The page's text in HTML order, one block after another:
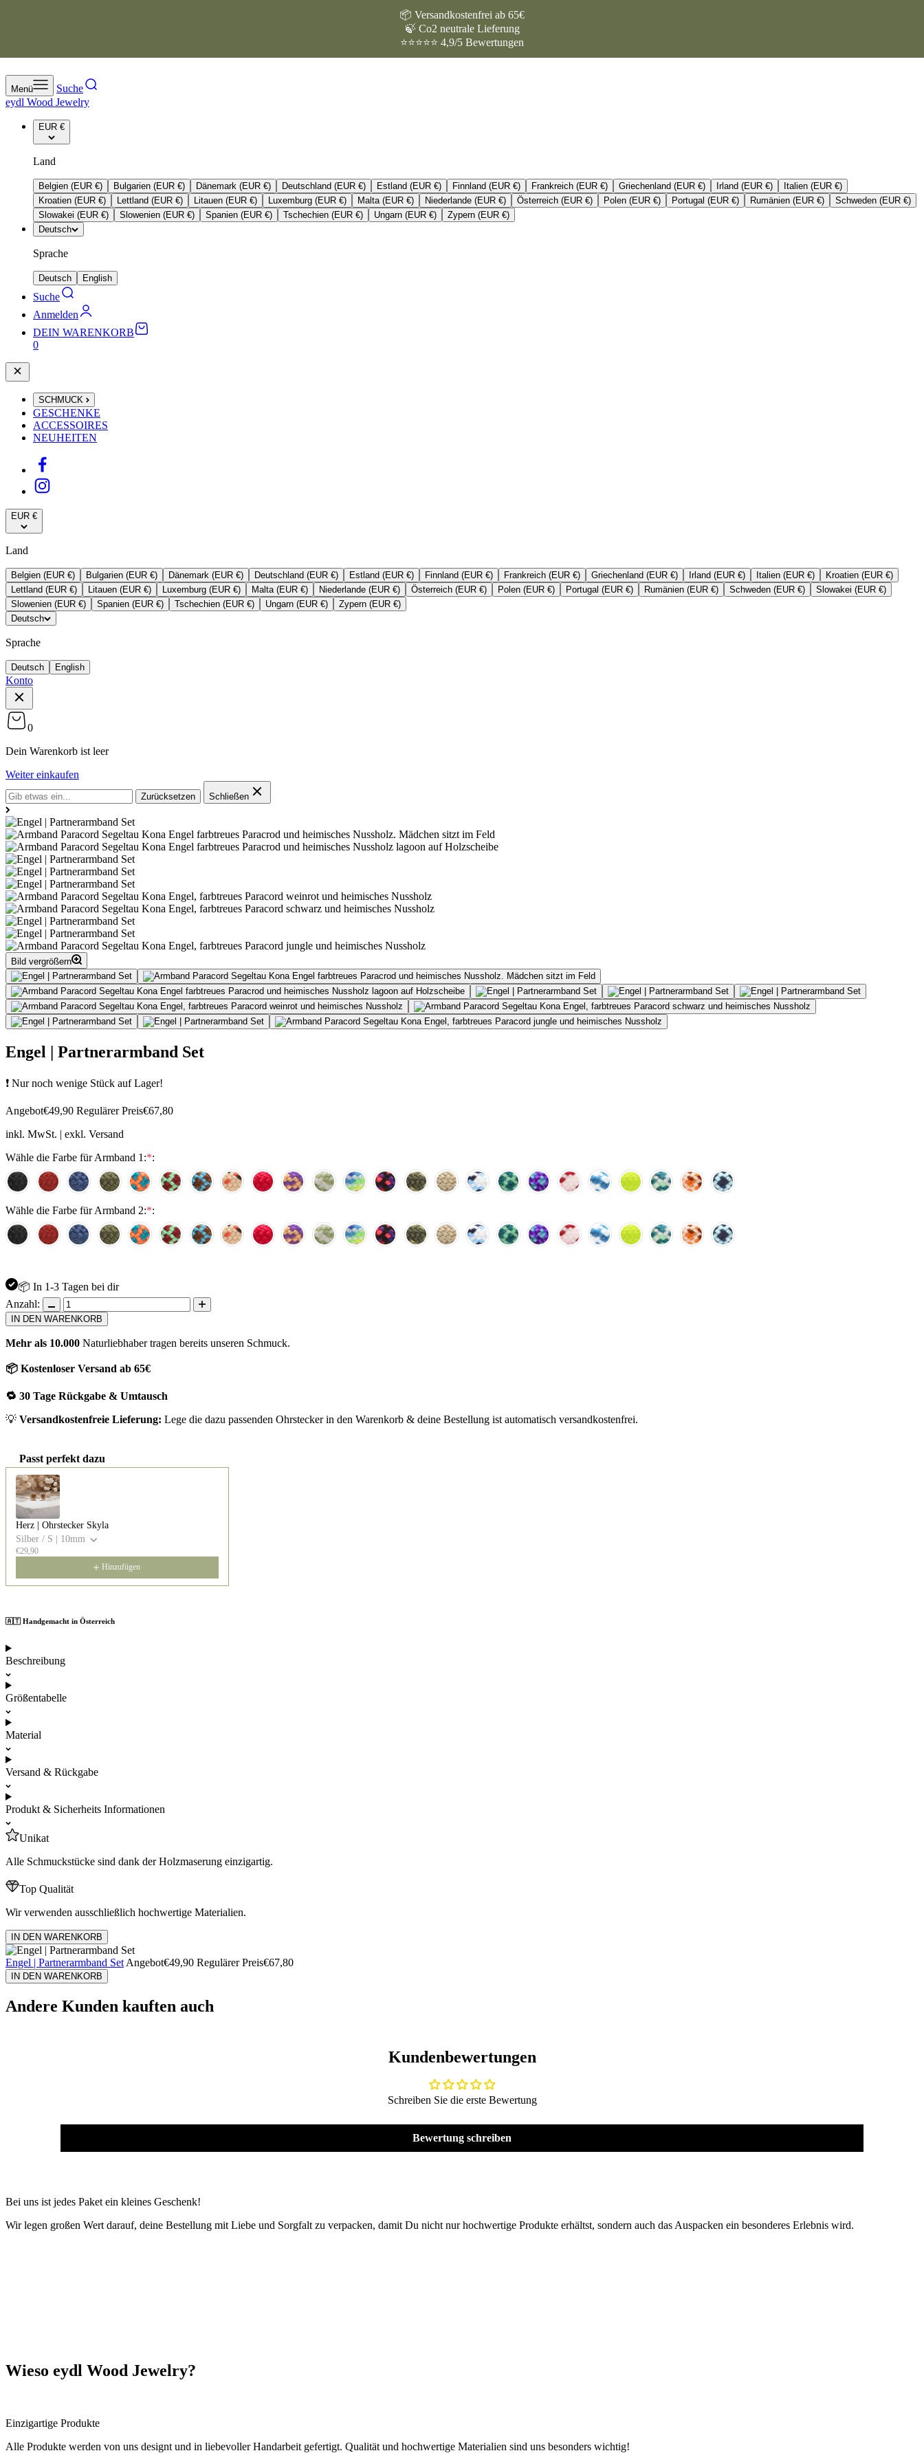
📦 Versandkostenfrei ab 65€
🍃 Co2 neutrale Lieferung
⭐⭐⭐⭐⭐ 4,9/5 Bewertungen
Menü
Suche
eydl Wood Jewelry
EUR €
Land
Belgien (EUR €) Bulgarien (EUR €) Dänemark (EUR €) Deutschland (EUR €) Estland (EUR €) Finnland (EUR €) Frankreich (EUR €) Griechenland (EUR €) Irland (EUR €)
Italien (EUR €)
Kroatien (EUR €)
Lettland (EUR €) Litauen (EUR €) Luxemburg (EUR €) Malta (EUR €) Niederlande (EUR €) Österreich (EUR €) Polen (EUR €) Portugal (EUR €) Rumänien (EUR €)
Schweden (EUR €)
Slowakei (EUR €)
Slowenien (EUR €) Spanien (EUR €) Tschechien (EUR €) Ungarn (EUR €)
Zypern (EUR €)
Deutsch
Sprache
Deutsch English
Suche
Anmelden
DEIN WARENKORB
0
SCHMUCK
GESCHENKE
ACCESSOIRES
NEUHEITEN
EUR €
Land
Belgien (EUR €) Bulgarien (EUR €) Dänemark (EUR €) Deutschland (EUR €) Estland (EUR €) Finnland (EUR €) Frankreich (EUR €) Griechenland (EUR €) Irland (EUR €) Italien (EUR €)
Kroatien (EUR €)
Lettland (EUR €)
Litauen (EUR €) Luxemburg (EUR €) Malta (EUR €) Niederlande (EUR €) Österreich (EUR €) Polen (EUR €) Portugal (EUR €) Rumänien (EUR €) Schweden (EUR €)
Slowakei (EUR €)
Slowenien (EUR €)
Spanien (EUR €) Tschechien (EUR €) Ungarn (EUR €)
Zypern (EUR €)
Deutsch
Sprache
Deutsch English
Konto
0
Dein Warenkorb ist leer
Weiter einkaufen
Zurücksetzen Schließen
Bild vergrößern
Engel | Partnerarmband Set
❗ Nur noch wenige Stück auf Lager!
Angebot€49,90 Regulärer Preis€67,80
inkl. MwSt. | exkl. Versand
Wähle die Farbe für Armband 1:*:
Wähle die Farbe für Armband 2:*:
📦 In 1-3 Tagen bei dir
Anzahl:
IN DEN WARENKORB
Mehr als 10.000 Naturliebhaber tragen bereits unseren Schmuck.
📦 Kostenloser Versand ab 65€
🔁 30 Tage Rückgabe & Umtausch
💡 Versandkostenfreie Lieferung: Lege die dazu passenden Ohrstecker in den Warenkorb & deine Bestellung ist automatisch versandkostenfrei.
Passt perfekt dazu
Use the Previous and Next buttons to navigate through product recommendations, or scroll horizontally to view more products.
Herz | Ohrstecker Skyla
Silber / S | 10mm
€29,90
Hinzufügen
🇦🇹 Handgemacht in Österreich
Beschreibung
Größentabelle
Material
Versand & Rückgabe
Produkt & Sicherheits Informationen
Unikat
Alle Schmuckstücke sind dank der Holzmaserung einzigartig.
Top Qualität
Wir verwenden ausschließlich hochwertige Materialien.
IN DEN WARENKORB
Engel | Partnerarmband Set Angebot€49,90 Regulärer Preis€67,80
IN DEN WARENKORB
Andere Kunden kauften auch
Kundenbewertungen
Schreiben Sie die erste Bewertung
Bewertung schreiben
Bei uns ist jedes Paket ein kleines Geschenk!
Wir legen großen Wert darauf, deine Bestellung mit Liebe und Sorgfalt zu verpacken, damit Du nicht nur hochwertige Produkte erhältst, sondern auch das Auspacken ein besonderes Erlebnis wird.
Wieso eydl Wood Jewelry?
Einzigartige Produkte
Alle Produkte werden von uns designt und in liebevoller Handarbeit gefertigt. Qualität und hochwertige Materialien sind uns besonders wichtig!